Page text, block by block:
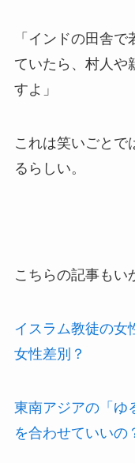
「インドの田舎
ていたら、村人や
すよ」
これは笑いごとで
るらしい。
こちらの記事もい
イスラム教徒の女
女性差別？
東南アジアの「ゆ
を合わせていいの